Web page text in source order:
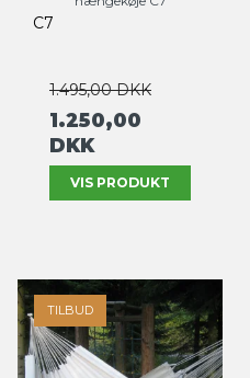
C7
1.495,00 DKK
1.250,00
DKK
VIS PRODUKT
TILBUD